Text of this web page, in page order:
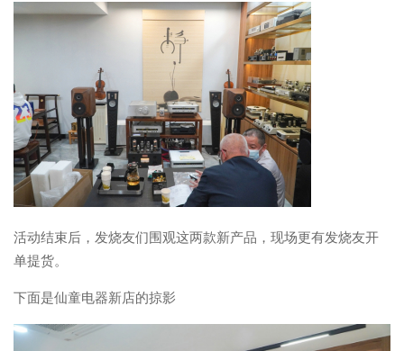
活动结束后，发烧友们围观这两款新产品，现场更有发烧友开
单提货。
下面是仙童电器新店的掠影